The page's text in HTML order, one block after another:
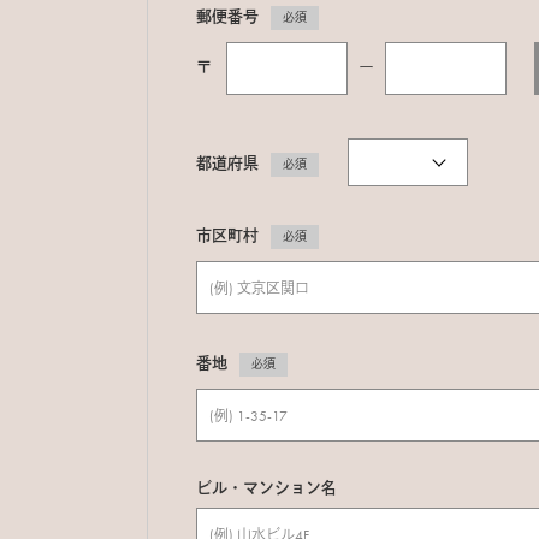
郵便番号 必須
〒 ー
都道府県 必須
市区町村 必須
番地 必須
ビル・マンション名